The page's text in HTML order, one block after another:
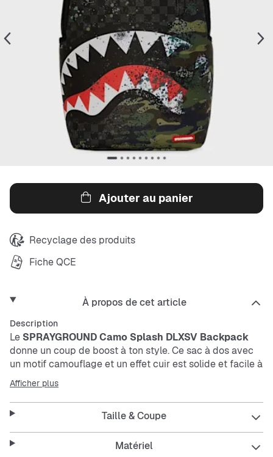
Ajouter au panier
Recyclage des produits
Fiche QCE
À propos de cet article
Description
Le SPRAYGROUNDCamo Splash DLXSV Backpack
donne un coup de boost à ton style. Ce sac à dos avec
un motif camouflage et un effet cuir est solide et facile à
entretenir – idéal pour tous les jours.
Parfait pour transporter tout ce dont tu as besoin avec
Afficher plus
Taille & Coupe
Matériel